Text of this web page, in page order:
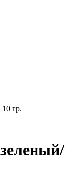
гр.